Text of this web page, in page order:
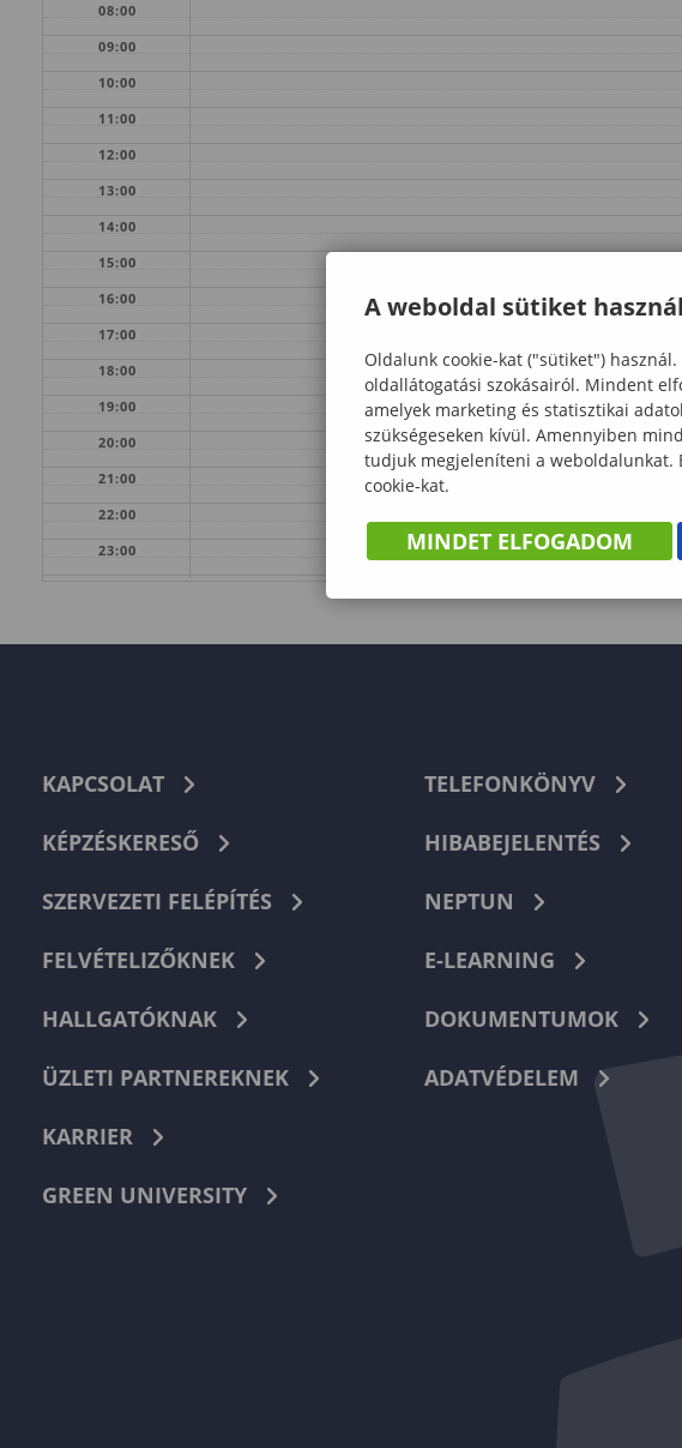
08:00
09:00
10:00
11:00
12:00
13:00
14:00
15:00
16:00
17:00
18:00
19:00
20:00
21:00
22:00
23:00
KAPCSOLAT
KÉPZÉSKERESŐ
SZERVEZETI FELÉPÍTÉS
FELVÉTELIZŐKNEK
HALLGATÓKNAK
ÜZLETI PARTNEREKNEK
KARRIER
GREEN UNIVERSITY
TELEFONKÖNYV
HIBABEJELENTÉS
NEPTUN
E-LEARNING
DOKUMENTUMOK
ADATVÉDELEM
A weboldal sütiket használ
Oldalunk cookie-kat ("sütiket")
oldallátogatási szokásairól. Mindent
amelyek marketing és statisztikai
szükségeseken kívül. Amennyiben
tudjuk megjeleníteni a weboldalunkat.
cookie-kat.
MINDET ELFOGADOM